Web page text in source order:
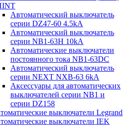
Автоматический выключатель
серии DZ47-60 4.5kA
Автоматический выключатель
серии NB1-63H 10kA
Автоматические выключатели
постоянного тока NB1-63DC
Автоматический выключатель
серии NEXT NXB-63 6kA
Аксессуары для автоматических
выключателей серии NB1 и
серии DZ158
выключатели Legrand
выключатели IEK